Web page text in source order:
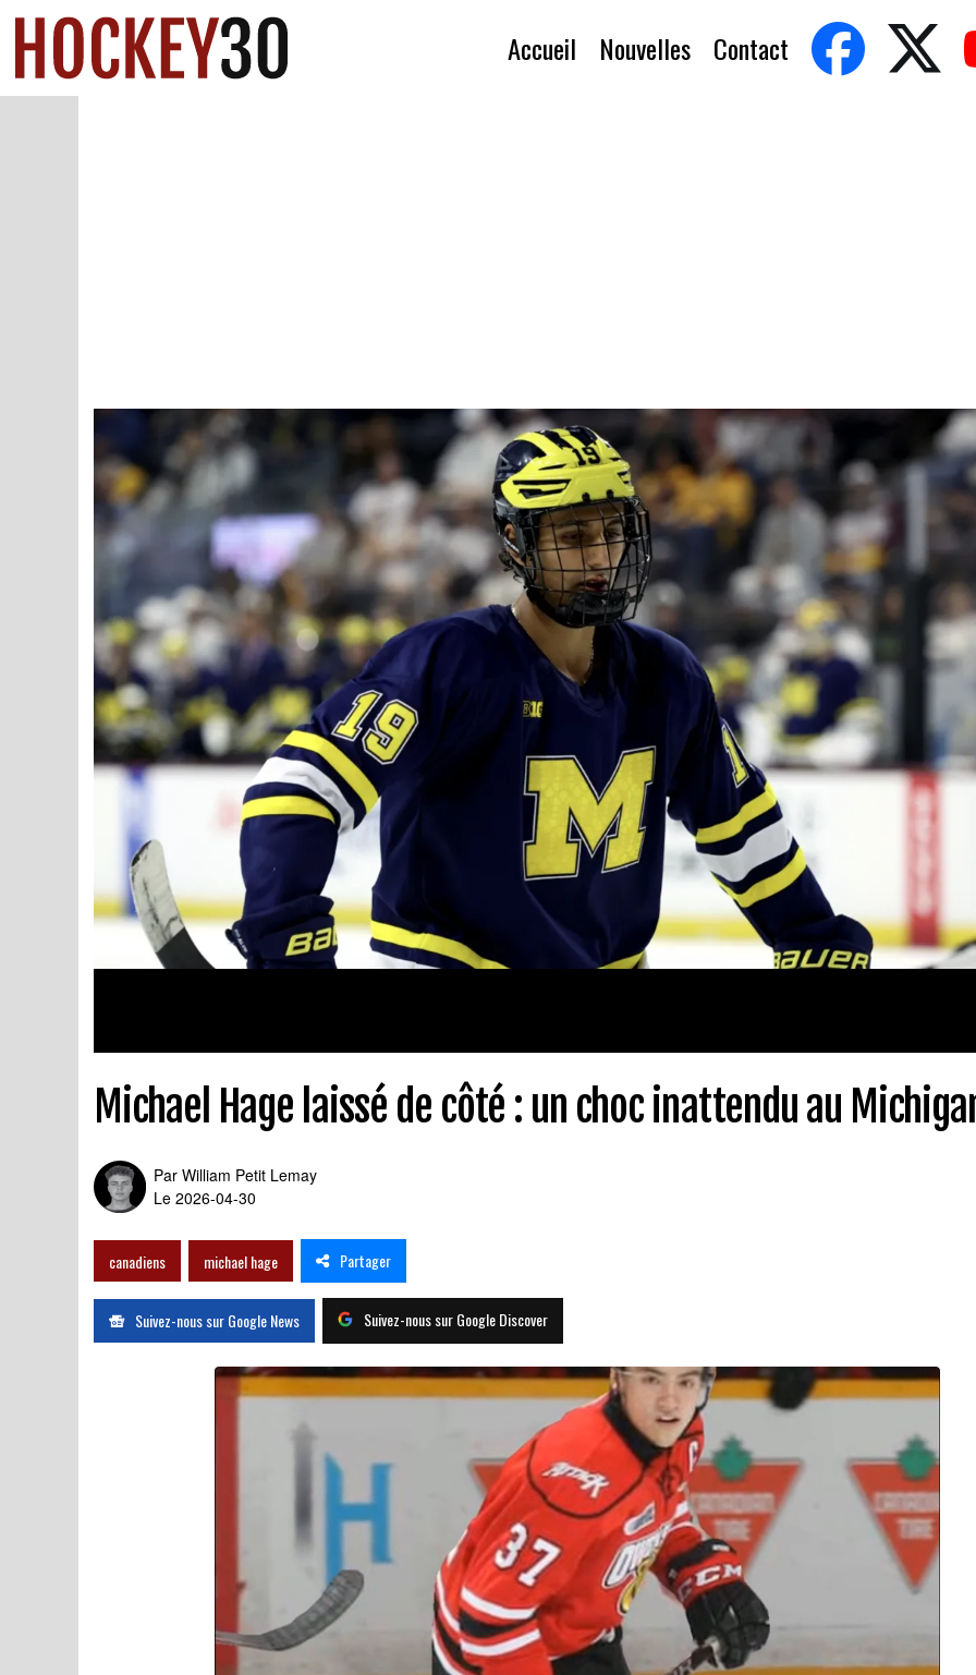
Accueil Nouvelles Contact
Michael Hage laissé de côté : un choc inattendu au
Par William Petit Lemay
Le 2026-04-30
canadiens michael hage Partager
Suivez-nous sur Google News Suivez-nous sur Google Discover